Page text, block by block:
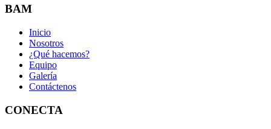
BAM
Inicio
Nosotros
¿Qué hacemos?
Equipo
Galería
Contáctenos
CONECTA